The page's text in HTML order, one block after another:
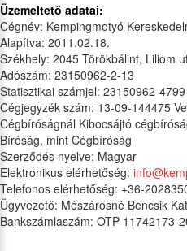
Üzemeltető adatai:
Cégnév: Kempingmotyó
Alapítva: 2011.02.18.
Székhely: 2045 Törökbálint, Liliom
Adószám: 23150962-2-13
Statisztikai számjel: 23150962-
Cégjegyzék szám: 13-09-144475
Cégbíróságnál Kibocsájtó
Bíróság, mint Cégbíróság
Szerződés nyelve: Magyar
Elektronikus elérhetőség:
Telefonos elérhetőség: +36-
Ügyvezető: Mészárosné Bencsik
Bankszámlaszám: OTP 11742173-